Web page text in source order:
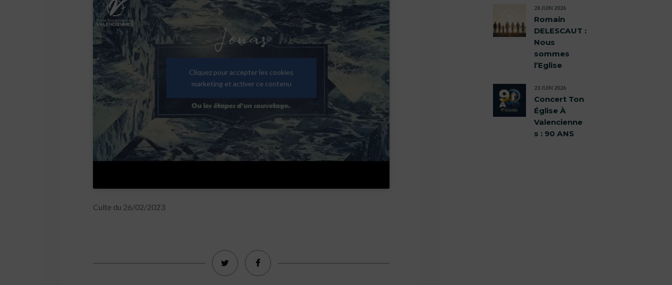
Cliquez pour accepter les cookies
marketing et activer ce contenu
Culte du 26/02/2023
Romain
DELESCAUT :
Nous
sommes
l’Eglise
28 JUIN 2026
Concert Ton
Église À
Valencienne
s : 90 ANS
23 JUIN 2026